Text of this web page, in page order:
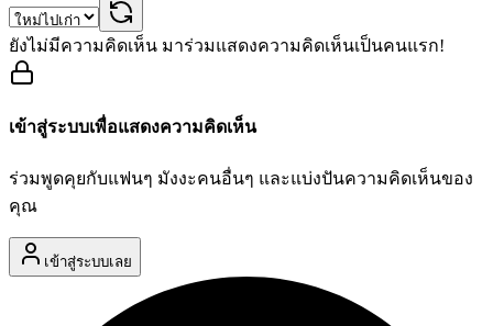
ยังไม่มีความคิดเห็น มาร่วมแสดงความคิดเห็นเป็นคนแรก!
เข้าสู่ระบบเพื่อแสดงความคิดเห็น
ร่วมพูดคุยกับแฟนๆ มังงะคนอื่นๆ และแบ่งปันความคิดเห็นของ
คุณ
เข้าสู่ระบบเลย